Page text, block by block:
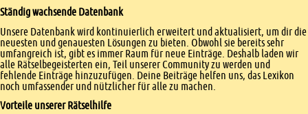
Ständig wachsende Datenbank
Unsere Datenbank wird kontinuierlich erweitert und aktualisiert, um dir die
neuesten und genauesten Lösungen zu bieten. Obwohl sie bereits sehr
umfangreich ist, gibt es immer Raum für neue Einträge. Deshalb laden wir
alle Rätselbegeisterten ein, Teil unserer Community zu werden und
fehlende Einträge hinzuzufügen. Deine Beiträge helfen uns, das Lexikon
noch umfassender und nützlicher für alle zu machen.
Vorteile unserer Rätselhilfe